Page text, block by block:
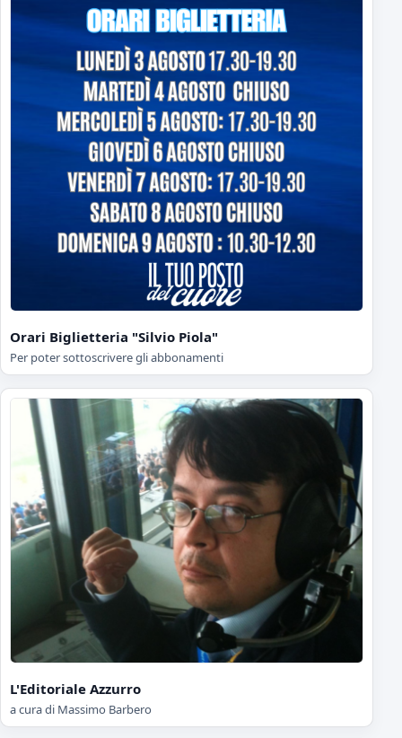
Orari Biglietteria "Silvio Piola"
Per poter sottoscrivere gli abbonamenti
L'Editoriale Azzurro
a cura di Massimo Barbero